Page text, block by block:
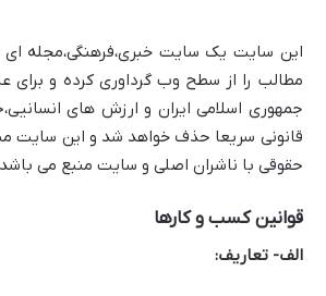
این سایت یک سایت خبری،فرهنگی،مجله ای
مطالب را از سطح وب گرداوری کرده و برای
جمهوری اسلامی ایران و ارزش های
قانونی سریعا حذف خواهد شد و این سایت
حقوقی با ناشران اصلی و سایت منبع می
قوانین کسب و کارها
الف- تعاریف: